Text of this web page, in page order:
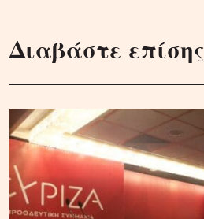
Διαβάστε επίσης